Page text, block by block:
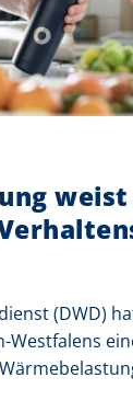
(DWD)
Westfalens